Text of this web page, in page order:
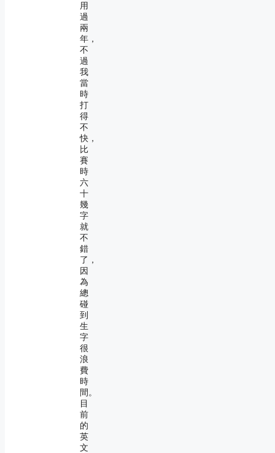
用
過
兩
年，
不
過
我
當
時
打
得
不
快，
比
賽
時
六
十
幾
字
就
不
錯
了，
因
為
總
碰
到
生
字
很
浪
費
時
間。
目
前
的
英
文